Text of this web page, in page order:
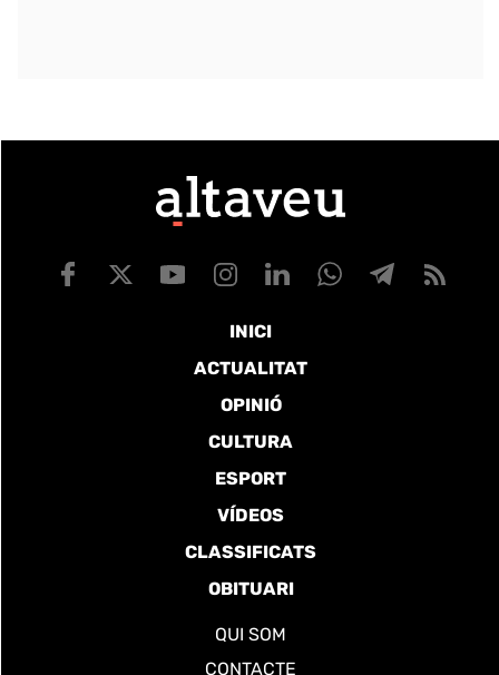
INICI
ACTUALITAT
OPINIÓ
CULTURA
ESPORT
VÍDEOS
CLASSIFICATS
OBITUARI
QUI SOM
CONTACTE